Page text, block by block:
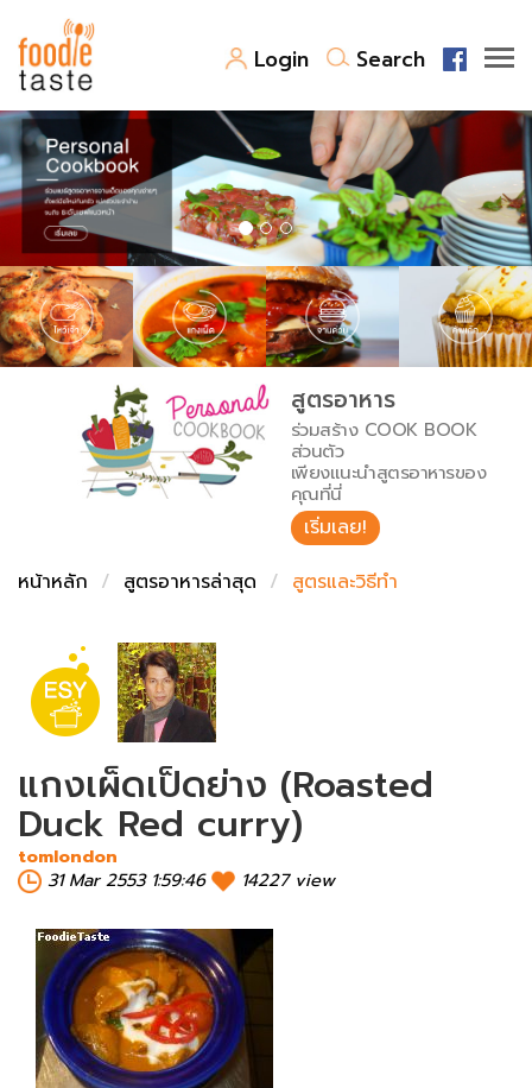
Login Search
สูตรอาหาร
สูตรอาหารล่าสุด
Top Foodie
พาไปชิม
สารพันก้นครัว
เคล็ดลับน่ารู้
เปรียบเทียบหน่วยการตวง
เปรียบเทียบอุณหภูมิ
เปรียบเทียบน้ำหนักวัตถุดิบ
FoodPedia
สร้าง Cookbook
สูตรอาหาร
ร่วมสร้าง COOK BOOK
ส่วนตัว
เพียงแนะนำสูตรอาหารของ
คุณที่นี่
เริ่มเลย!
หน้าหลัก
สูตรอาหารล่าสุด สูตรและวิธีทำ
แกงเผ็ดเป็ดย่าง (Roasted
Duck Red curry)
tomlondon
31 Mar 2553 1:59:46
14227 view